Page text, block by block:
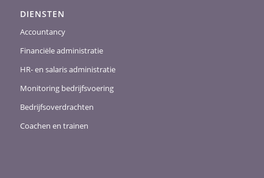
DIENSTEN
Accountancy
Financiële administratie
HR- en salaris administratie
Monitoring bedrijfsvoering
Bedrijfsoverdrachten
Coachen en trainen